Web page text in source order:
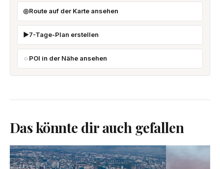
Route auf der Karte ansehen
7-Tage-Plan erstellen
POI in der Nähe ansehen
Das könnte dir auch gefallen